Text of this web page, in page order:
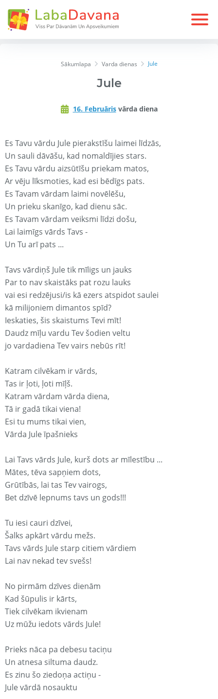
Sākumlapa Varda dienas Jule
Jule
16. Februārisvārda diena
Es Tavu vārdu Jule pierakstīšu laimei līdzās,
Un sauli dāvāšu, kad nomaldījies stars.
Es Tavu vārdu aizsūtīšu priekam matos,
Ar vēju līksmoties, kad esi bēdīgs pats.
Es Tavam vārdam laimi novēlēšu,
Un prieku skanīgo, kad dienu sāc.
Es Tavam vārdam veiksmi līdzi došu,
Lai laimīgs vārds Tavs -
Un Tu arī pats ...
Tavs vārdiņš Jule tik mīligs un jauks
Par to nav skaistāks pat rozu lauks
vai esi redzējusi/is kā ezers atspidot saulei
kā milijoniem dimantos spīd?
Ieskaties, šis skaistums Tevi mīt!
Daudz mīļu vardu Tev šodien veltu
jo vardadiena Tev vairs nebūs rīt!
Katram cilvēkam ir vārds,
Tas ir ļoti, ļoti mīļš.
Katram vārdam vārda diena,
Tā ir gadā tikai viena!
Esi tu mums tikai vien,
Vārda Jule īpašnieks
Lai Tavs vārds Jule, kurš dots ar mīlestību ...
Mātes, tēva sapņiem dots,
Grūtībās, lai tas Tev vairogs,
Bet dzīvē lepnums tavs un gods!!!
Tu iesi cauri dzīvei,
Šalks apkārt vārdu mežs.
Tavs vārds Jule starp citiem vārdiem
Lai nav nekad tev svešs!
No pirmām dzīves dienām
Kad šūpulis ir kārts,
Tiek cilvēkam ikvienam
Uz mūžu iedots vārds Jule!
Prieks nāca pa debesu taciņu
Un atnesa siltuma daudz.
Es zinu šo ziedoņa actiņu -
Jule vārdā nosauktu